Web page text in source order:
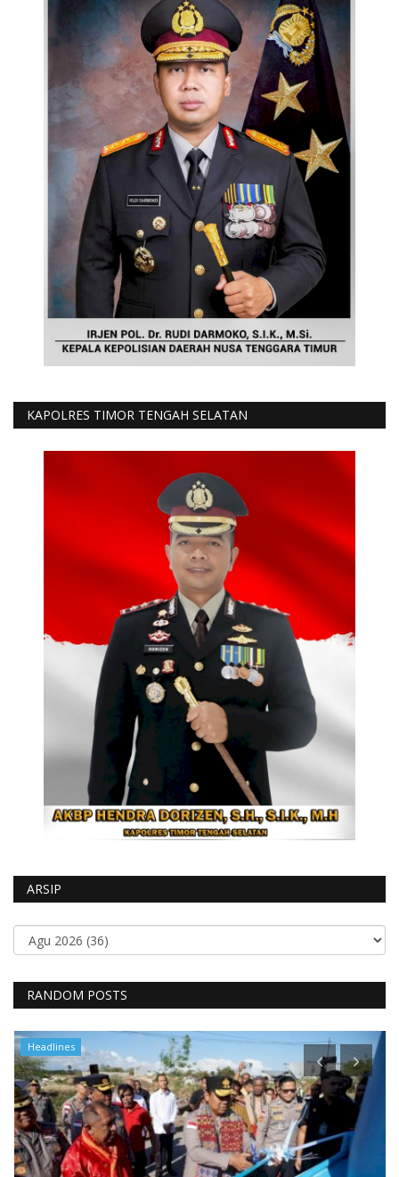
KAPOLRES TIMOR TENGAH SELATAN
ARSIP
RANDOM POSTS
Headlines